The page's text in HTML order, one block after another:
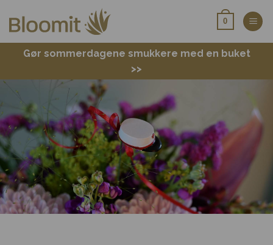
0
Gør sommerdagene smukkere med en buket
>>